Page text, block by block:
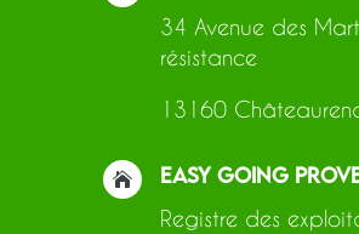
34 Avenue des
résistance
13160

EASY GOING
Registre des